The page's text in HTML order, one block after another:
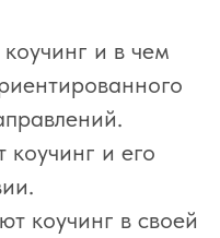
и в чем
коучинг и его
коучинг в своей